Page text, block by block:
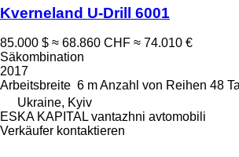
Kverneland U-Drill 6001
85.000 $ ≈ 68.860 CHF ≈ 74.010 €
Säkombination
2017
Arbeitsbreite 6 mAnzahl von Reihen 48
Ukraine, Kyiv
ESKA KAPITAL vantazhni avtomobili
Verkäufer kontaktieren